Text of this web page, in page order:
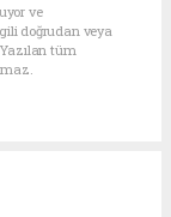
ve
doğrudan veya
tüm